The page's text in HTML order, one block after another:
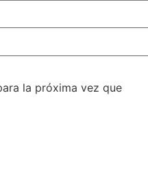
la próxima vez que